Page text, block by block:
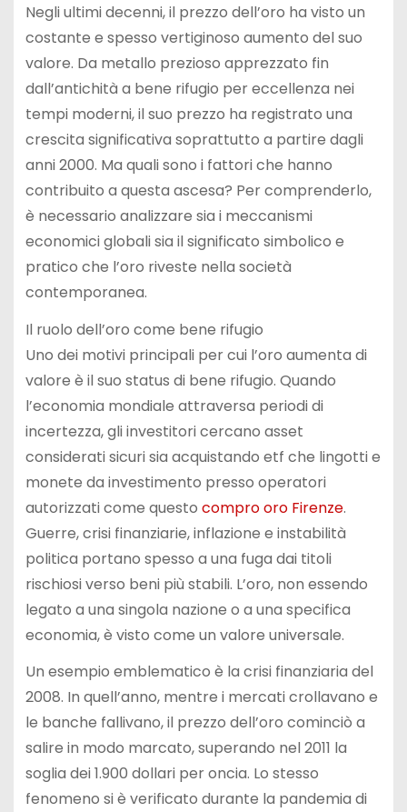
Negli ultimi decenni, il prezzo dell’oro ha visto un
costante e spesso vertiginoso aumento del suo
valore. Da metallo prezioso apprezzato fin
dall’antichità a bene rifugio per eccellenza nei
tempi moderni, il suo prezzo ha registrato una
crescita significativa soprattutto a partire dagli
anni 2000. Ma quali sono i fattori che hanno
contribuito a questa ascesa? Per comprenderlo,
è necessario analizzare sia i meccanismi
economici globali sia il significato simbolico e
pratico che l’oro riveste nella società
contemporanea.
Il ruolo dell’oro come bene rifugio
Uno dei motivi principali per cui l’oro aumenta di
valore è il suo status di bene rifugio. Quando
l’economia mondiale attraversa periodi di
incertezza, gli investitori cercano asset
considerati sicuri sia acquistando etf che lingotti e
monete da investimento presso operatori
autorizzati come questo compro oro Firenze.
Guerre, crisi finanziarie, inflazione e instabilità
politica portano spesso a una fuga dai titoli
rischiosi verso beni più stabili. L’oro, non essendo
legato a una singola nazione o a una specifica
economia, è visto come un valore universale.
Un esempio emblematico è la crisi finanziaria del
2008. In quell’anno, mentre i mercati crollavano e
le banche fallivano, il prezzo dell’oro cominciò a
salire in modo marcato, superando nel 2011 la
soglia dei 1.900 dollari per oncia. Lo stesso
fenomeno si è verificato durante la pandemia di